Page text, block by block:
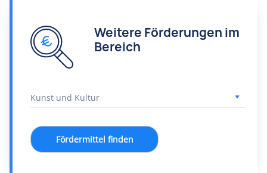
Weitere Förderungen im
Bereich
Fördermittel finden